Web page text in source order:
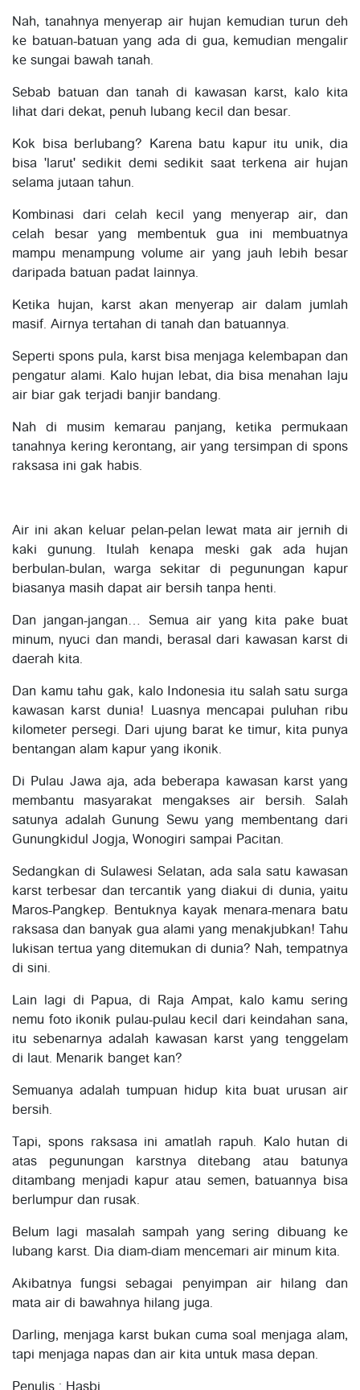
Nah, tanahnya menyerap air hujan kemudian turun deh
ke batuan-batuan yang ada di gua, kemudian mengalir
ke sungai bawah tanah.
Sebab batuan dan tanah di kawasan karst, kalo kita
lihat dari dekat, penuh lubang kecil dan besar.
Kok bisa berlubang? Karena batu kapur itu unik, dia
bisa 'larut' sedikit demi sedikit saat terkena air hujan
selama jutaan tahun.
Kombinasi dari celah kecil yang menyerap air, dan
celah besar yang membentuk gua ini membuatnya
mampu menampung volume air yang jauh lebih besar
daripada batuan padat lainnya.
Ketika hujan, karst akan menyerap air dalam jumlah
masif. Airnya tertahan di tanah dan batuannya.
Seperti spons pula, karst bisa menjaga kelembapan dan
pengatur alami. Kalo hujan lebat, dia bisa menahan laju
air biar gak terjadi banjir bandang.
Nah di musim kemarau panjang, ketika permukaan
tanahnya kering kerontang, air yang tersimpan di spons
raksasa ini gak habis.
Air ini akan keluar pelan-pelan lewat mata air jernih di
kaki gunung. Itulah kenapa meski gak ada hujan
berbulan-bulan, warga sekitar di pegunungan kapur
biasanya masih dapat air bersih tanpa henti.
Dan jangan-jangan… Semua air yang kita pake buat
minum, nyuci dan mandi, berasal dari kawasan karst di
daerah kita.
Dan kamu tahu gak, kalo Indonesia itu salah satu surga
kawasan karst dunia! Luasnya mencapai puluhan ribu
kilometer persegi. Dari ujung barat ke timur, kita punya
bentangan alam kapur yang ikonik.
Di Pulau Jawa aja, ada beberapa kawasan karst yang
membantu masyarakat mengakses air bersih. Salah
satunya adalah Gunung Sewu yang membentang dari
Gunungkidul Jogja, Wonogiri sampai Pacitan.
Sedangkan di Sulawesi Selatan, ada sala satu kawasan
karst terbesar dan tercantik yang diakui di dunia, yaitu
Maros-Pangkep. Bentuknya kayak menara-menara batu
raksasa dan banyak gua alami yang menakjubkan! Tahu
lukisan tertua yang ditemukan di dunia? Nah, tempatnya
di sini.
Lain lagi di Papua, di Raja Ampat, kalo kamu sering
nemu foto ikonik pulau-pulau kecil dari keindahan sana,
itu sebenarnya adalah kawasan karst yang tenggelam
di laut. Menarik banget kan?
Semuanya adalah tumpuan hidup kita buat urusan air
bersih.
Tapi, spons raksasa ini amatlah rapuh. Kalo hutan di
atas pegunungan karstnya ditebang atau batunya
ditambang menjadi kapur atau semen, batuannya bisa
berlumpur dan rusak.
Belum lagi masalah sampah yang sering dibuang ke
lubang karst. Dia diam-diam mencemari air minum kita.
Akibatnya fungsi sebagai penyimpan air hilang dan
mata air di bawahnya hilang juga.
Darling, menjaga karst bukan cuma soal menjaga alam,
tapi menjaga napas dan air kita untuk masa depan.